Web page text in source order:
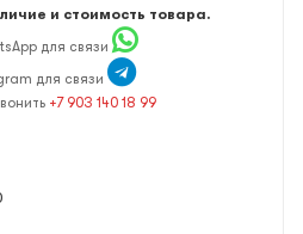
и стоимость товара.
для связи
для связи
+7 903 140 18 99